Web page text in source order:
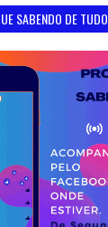
SABENDO DE TUDO